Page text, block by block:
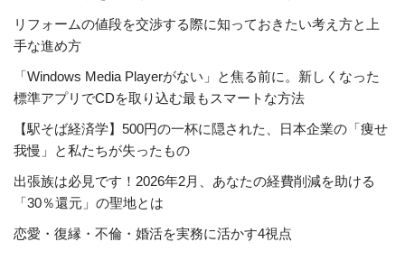
リフォームの値段を交渉する際に知っておきたい考え方と上
手な進め方
「Windows Media Playerがない」と焦る前に。新しくなった
標準アプリでCDを取り込む最もスマートな方法
【駅そば経済学】500円の一杯に隠された、日本企業の「痩せ
我慢」と私たちが失ったもの
出張族は必見です！2026年2月、あなたの経費削減を助ける
「30％還元」の聖地とは
恋愛・復縁・不倫・婚活を実務に活かす4視点